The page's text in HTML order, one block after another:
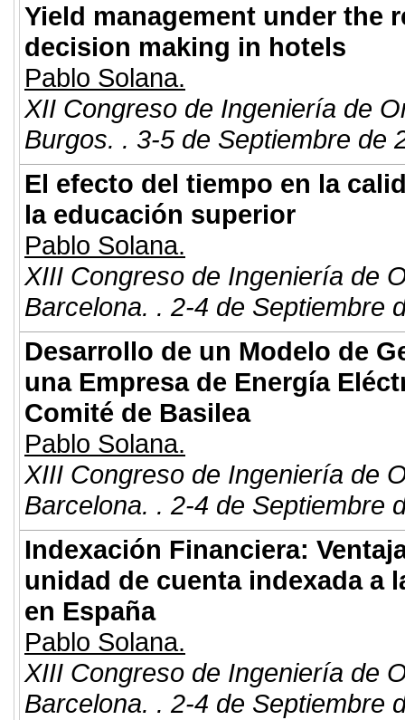
Yield management under the
decision making in hotels
Pablo Solana.
XII Congreso de Ingeniería de
Burgos. . 3-5 de Septiembre de
El efecto del tiempo en la
la educación superior
Pablo Solana.
XIII Congreso de Ingeniería de
Barcelona. . 2-4 de Septiembre
Desarrollo de un Modelo de
una Empresa de Energía
Comité de Basilea
Pablo Solana.
XIII Congreso de Ingeniería de
Barcelona. . 2-4 de Septiembre
Indexación Financiera:
unidad de cuenta indexada a
en España
Pablo Solana.
XIII Congreso de Ingeniería de
Barcelona. . 2-4 de Septiembre